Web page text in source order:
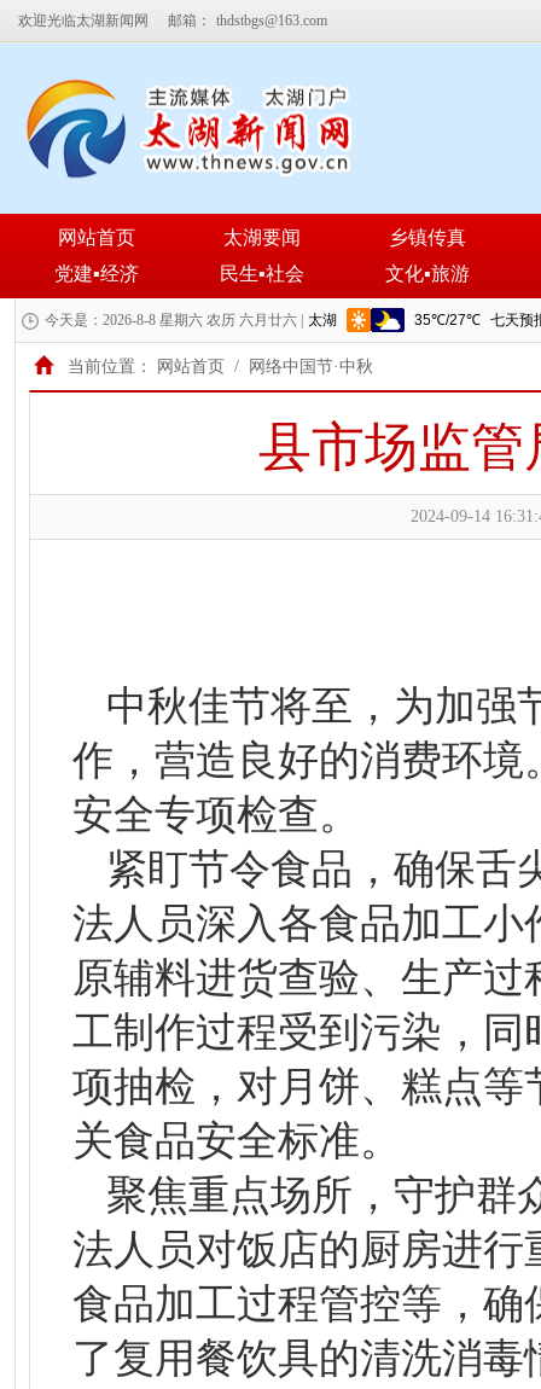
欢迎光临太湖新闻网 邮箱： thdstbgs@163.com
网站首页 太湖要闻
乡镇传真
党建▪经济
民生▪社会 文化▪旅游
今天是：2026-8-8 星期六 农历 六月廿六 |
当前位置： 网站首页 / 网络中国节·中秋
县市场监
2024-09-14
中秋佳节将至，为加强
作，营造良好的消费环
安全专项检查。
紧盯节令食品，确保舌
法人员深入各食品加工
原辅料进货查验、生产
工制作过程受到污染，
项抽检，对月饼、糕点
关食品安全标准。
聚焦重点场所，守护群
法人员对饭店的厨房进
食品加工过程管控等，
了复用餐饮具的清洗消